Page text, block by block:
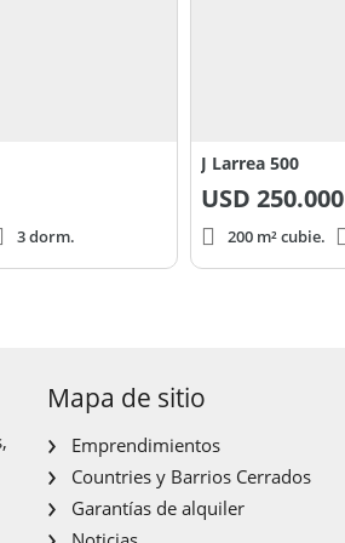
- Mat.
3 dorm.
J Larrea 500
USD 250.000
200 m² cubie.
Mapa de sitio
Emprendimientos
Countries y Barrios Cerrados
Garantías de alquiler